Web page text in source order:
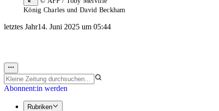
König Charles und David Beckham
letztes Jahr14. Juni 2025 um 05:44
Abonnent:in werden
Rubriken